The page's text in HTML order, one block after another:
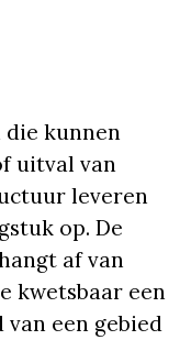
kunnen
uitval van
leveren
op. De
af van
kwetsbaar een
van een gebied